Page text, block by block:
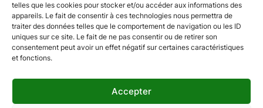
telles que les cookies pour stocker et/ou accéder aux informations des
appareils. Le fait de consentir à ces technologies nous permettra de
traiter des données telles que le comportement de navigation ou les ID
uniques sur ce site. Le fait de ne pas consentir ou de retirer son
consentement peut avoir un effet négatif sur certaines caractéristiques
et fonctions.
Accepter
Adhérer
Documentation
Copyright © 2024 MCF. Tous droits réservés